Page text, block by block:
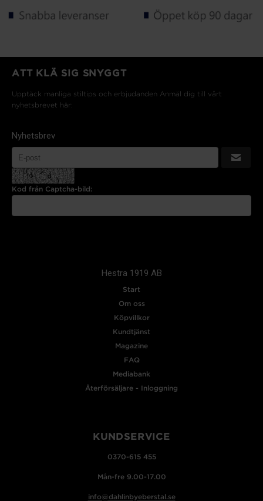
ATT KLÄ SIG SNYGGT
Upptäck manliga stiltips och erbjudanden Anmäl dig till vårt
nyhetsbrevet här:
Nyhetsbrev
Kod från Captcha-bild:
Hestra 1919 AB
Start
Om oss
Köpvillkor
Kundtjänst
Magazine
FAQ
Mediabank
Återförsäljare - Inloggning
KUNDSERVICE
0370-615 455
Mån-fre 9.00-17.00
info@dahlinbyeberstal.se